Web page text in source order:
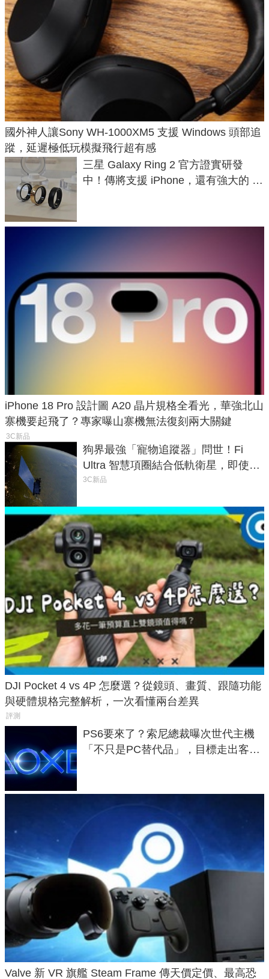
國外神人讓Sony WH-1000XM5 支援 Windows 頭部追
蹤，延遲極低玩模擬飛行超有感
三星 Galaxy Ring 2 官方證實研發
中！傳將支援 iPhone，還有強大的 AI
iPhone 18 Pro 設計圖 A20 晶片規格全看光，華強北山
寨機要起飛了？專家曝山寨機無法復刻兩大關鍵
3C新品
狗界最強「寵物追蹤器」問世！Fi
Ultra 智慧項圈結合低軌衛星，即使在
密林山谷也能精準找回愛犬
3C新品
DJI Pocket 4 vs 4P 怎麼選？從鏡頭、畫質、跟隨功能
與硬體規格完整解析，一次看懂兩台差異
評測
PS6要來了？索尼總裁曝次世代主機
「不只是PC替代品」，目標走出客
Valve 新 VR 旗艦 Steam Frame 傳天價定價、最高恐